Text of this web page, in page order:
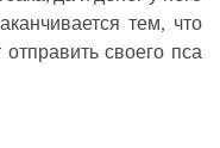
тем, что
своего пса